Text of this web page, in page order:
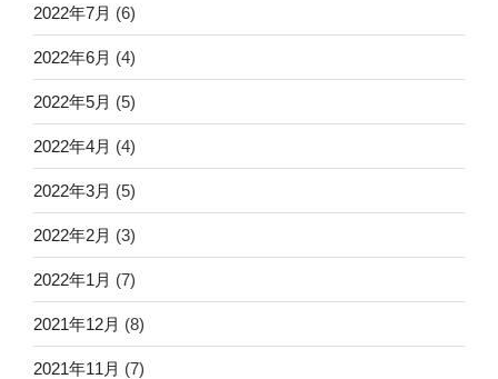
2022年7月 (6)
2022年6月 (4)
2022年5月 (5)
2022年4月 (4)
2022年3月 (5)
2022年2月 (3)
2022年1月 (7)
2021年12月 (8)
2021年11月 (7)